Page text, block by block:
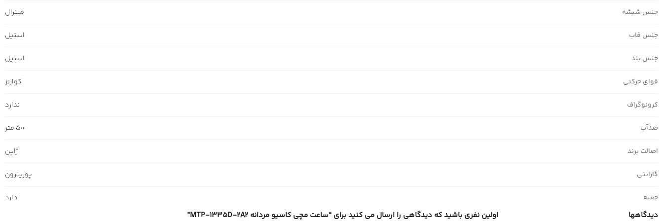
جنس شیشه مینرال
جنس قاب استیل
جنس بند استیل
قوای حرکتی کوارتز
کرونوگراف ندارد
ضدآب 50 متر
اصالت برند ژاپن
گارانتی پوزیترون
جعبه دارد
دیدگاهها اولین نفری باشید که دیدگاهی را ارسال می کنید برای “ساعت مچی کاسیو مردانه MTP-1335D-2A2”